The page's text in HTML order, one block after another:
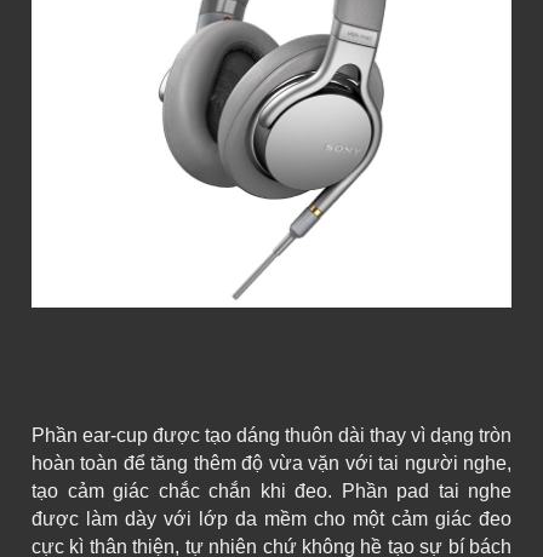
Phần ear-cup được tạo dáng thuôn dài thay vì dạng tròn
hoàn toàn để tăng thêm độ vừa vặn với tai người nghe,
tạo cảm giác chắc chắn khi đeo. Phần pad tai nghe
được làm dày với lớp da mềm cho một cảm giác đeo
cực kì thân thiện, tự nhiên chứ không hề tạo sự bí bách